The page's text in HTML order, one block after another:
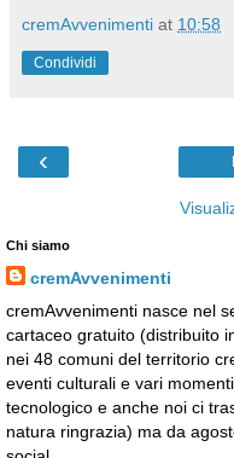
cremAvvenimenti at 10:58
Condividi
‹
Chi siamo
cremAvvenimenti
cremAvvenimenti nasce nel
cartaceo gratuito (distribuito
nei 48 comuni del territorio
eventi culturali e vari
tecnologico e anche noi ci
natura ringrazia) ma da